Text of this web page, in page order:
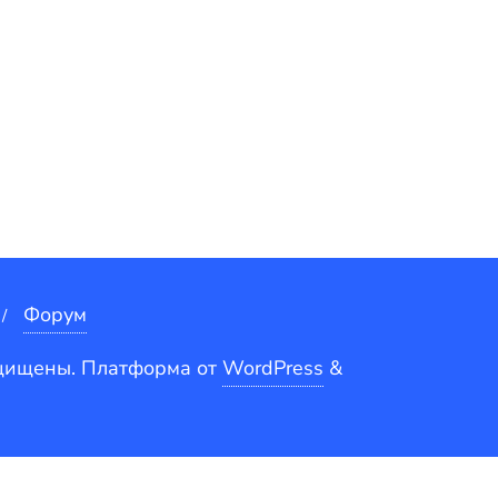
Форум
Платформа от WordPress &